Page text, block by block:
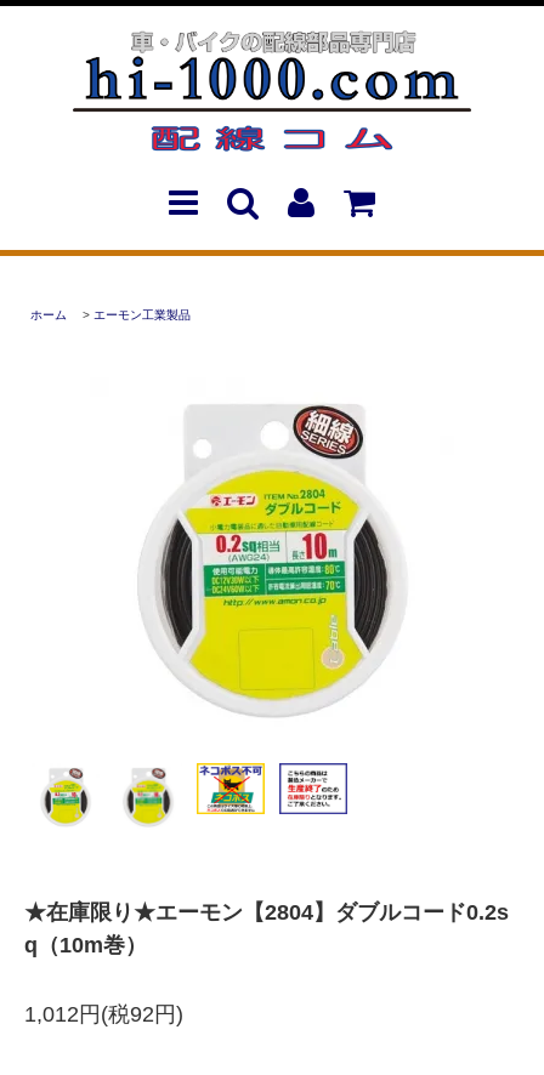
ホーム > エーモン工業製品
★在庫限り★エーモン【2804】ダブルコード0.2s
q（10m巻）
1,012円(税92円)